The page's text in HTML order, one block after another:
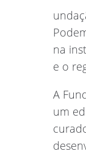
na
e o
A
um